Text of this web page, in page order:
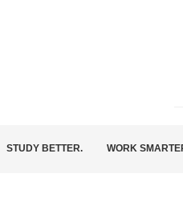
STUDY BETTER. WORK